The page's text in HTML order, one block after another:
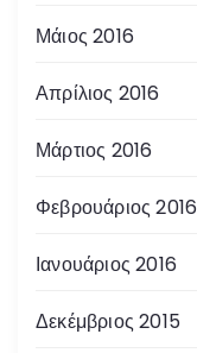
Μάιος 2016
Απρίλιος 2016
Μάρτιος 2016
Φεβρουάριος 2016
Ιανουάριος 2016
Δεκέμβριος 2015